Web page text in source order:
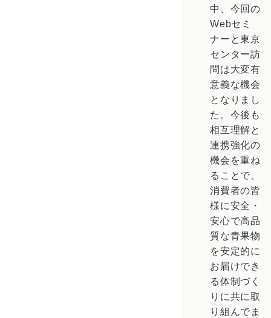
中、今回の
Webセミ
ナーと東京
センター訪
問は大変有
意義な機会
となりまし
た。今後も
相互理解と
連携強化の
機会を重ね
ることで、
消費者の皆
様に安全・
安心で高品
質な青果物
を安定的に
お届けでき
る体制づく
りに共に取
り組んでま